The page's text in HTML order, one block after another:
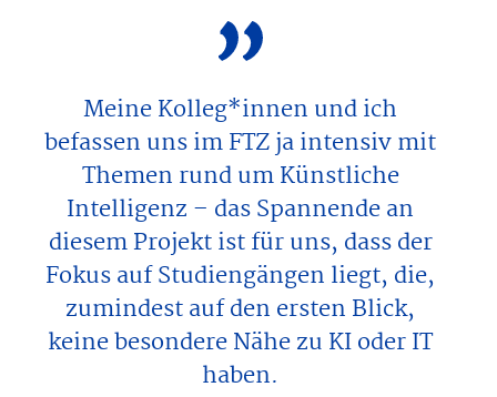
Meine Kolleg*innen und ich
befassen uns im FTZ ja intensiv mit
Themen rund um Künstliche
Intelligenz – das Spannende an
diesem Projekt ist für uns, dass der
Fokus auf Studiengängen liegt, die,
zumindest auf den ersten Blick,
keine besondere Nähe zu KI oder IT
haben.